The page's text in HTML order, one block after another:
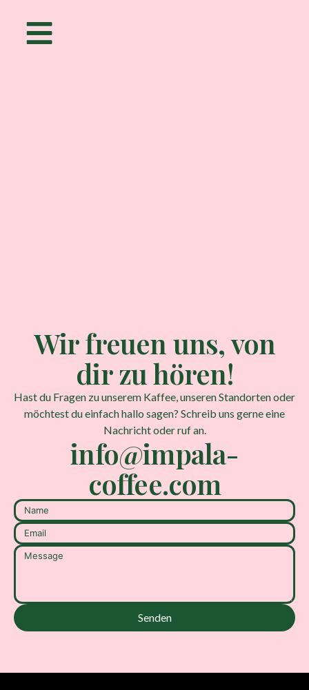
Wir freuen uns, von
dir zu hören!
Hast du Fragen zu unserem Kaffee, unseren Standorten oder
möchtest du einfach hallo sagen? Schreib uns gerne eine
Nachricht oder ruf an.
info@impala-
coffee.com
Senden